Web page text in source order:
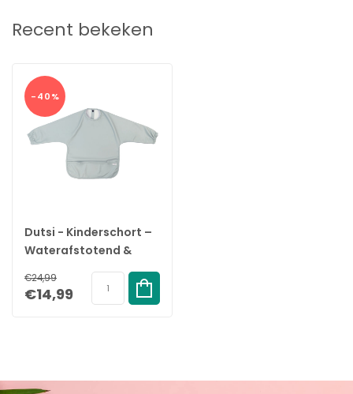
Recent bekeken
-40%
Dutsi - Kinderschort –
Waterafstotend &
Verstelbaar - 6-12
maanden - Sage
€24,99
€14,99